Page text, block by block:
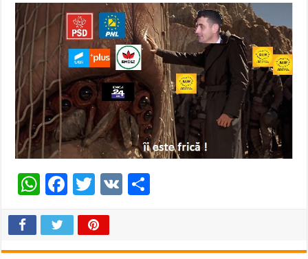
WhatsApp
Facebook
Twitter
VK